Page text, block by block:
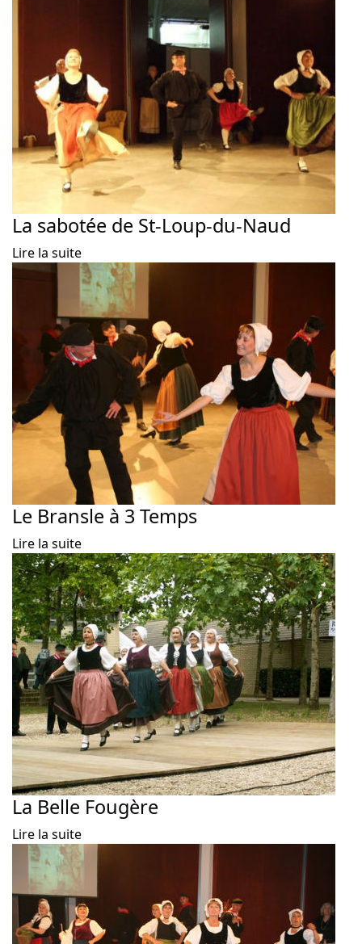
La sabotée de St-Loup-du-Naud
Lire la suite
Le Bransle à 3 Temps
Lire la suite
La Belle Fougère
Lire la suite